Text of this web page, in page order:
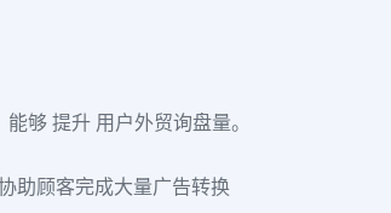
够 提升 用户外贸询盘量。
助顾客完成大量广告转换